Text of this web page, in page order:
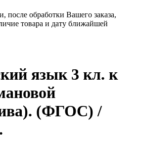
после обработки Вашего заказа,
товара и дату ближайшей
язык 3 кл. к
(ФГОС) /